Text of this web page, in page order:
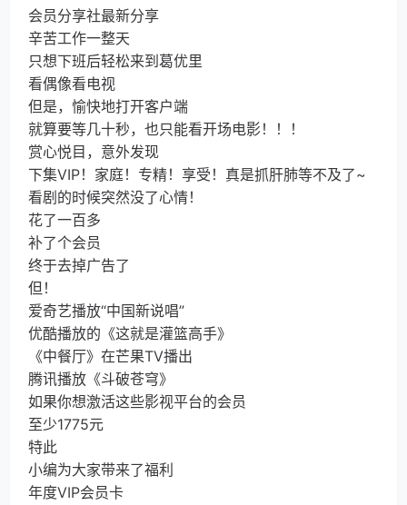
会员分享社最新分享
辛苦工作一整天
只想下班后轻松来到葛优里
看偶像看电视
但是，愉快地打开客户端
就算要等几十秒，也只能看开场电影！！！
赏心悦目，意外发现
下集VIP！家庭！专精！享受！真是抓肝肺等不及了~
看剧的时候突然没了心情！
花了一百多
补了个会员
终于去掉广告了
但！
爱奇艺播放“中国新说唱”
优酷播放的《这就是灌篮高手》
《中餐厅》在芒果TV播出
腾讯播放《斗破苍穹》
如果你想激活这些影视平台的会员
至少1775元
特此
小编为大家带来了福利
年度VIP会员卡